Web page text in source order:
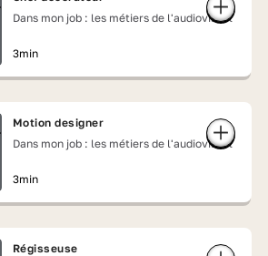
Dans mon job : les métiers de l'audiovisuel
3min
Motion designer
Dans mon job : les métiers de l'audiovisuel
3min
Régisseuse